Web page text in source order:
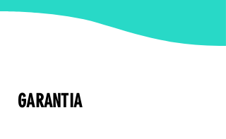
GARANTIA